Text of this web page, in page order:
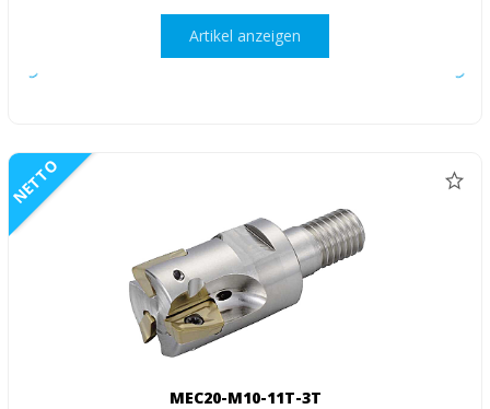
Artikel anzeigen
NETTO
MEC20-M10-11T-3T